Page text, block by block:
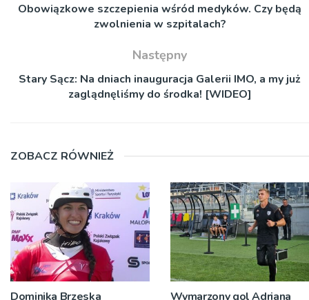
Obowiązkowe szczepienia wśród medyków. Czy będą
zwolnienia w szpitalach?
Następny
Stary Sącz: Na dniach inauguracja Galerii IMO, a my już
zaglądnęliśmy do środka! [WIDEO]
ZOBACZ RÓWNIEŻ
Dominika Brzeska Wymarzony gol Adriana